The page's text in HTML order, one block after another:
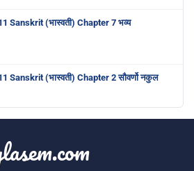
Sanskrit (भास्वती) Chapter 7 भव्य
Sanskrit (भास्वती) Chapter 2 सौवर्णो नकुल